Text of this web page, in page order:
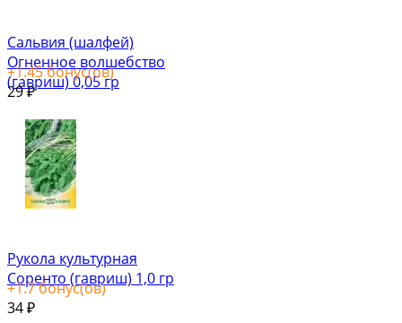
Сальвия (шалфей)
Огненное волшебство
(гавриш) 0,05 гр
+1.45бонус(ов)
29₽
Рукола культурная
Соренто (гавриш) 1,0 гр
+1.7бонус(ов)
34 ₽